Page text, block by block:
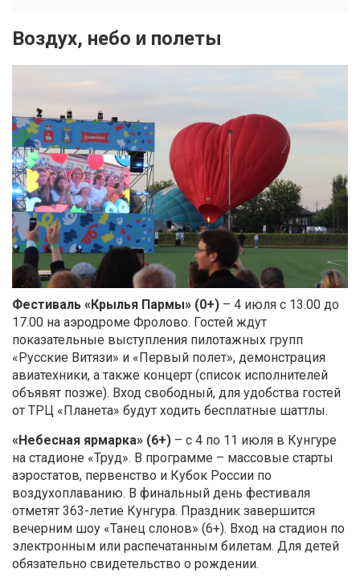
Воздух, небо и полеты
Фестиваль «Крылья Пармы» (0+) – 4 июля с 13.00 до
17.00 на аэродроме Фролово. Гостей ждут
показательные выступления пилотажных групп
«Русские Витязи» и «Первый полет», демонстрация
авиатехники, а также концерт (список исполнителей
объявят позже). Вход свободный, для удобства гостей
от ТРЦ «Планета» будут ходить бесплатные шаттлы.
«Небесная ярмарка» (6+) – с 4 по 11 июля в Кунгуре
на стадионе «Труд». В программе – массовые старты
аэростатов, первенство и Кубок России по
воздухоплаванию. В финальный день фестиваля
отметят 363-летие Кунгура. Праздник завершится
вечерним шоу «Танец слонов» (6+). Вход на стадион по
электронным или распечатанным билетам. Для детей
обязательно свидетельство о рождении.